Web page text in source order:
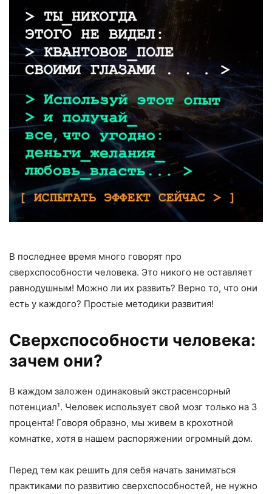
В последнее время много говорят про
сверхспособности человека. Это никого не оставляет
равнодушным! Можно ли их развить? Верно то, что они
есть у каждого? Простые методики развития!
Сверхспособности человека:
зачем они?
В каждом заложен одинаковый экстрасенсорный
потенциал¹. Человек использует свой мозг только на 3
процента! Говоря образно, мы живем в крохотной
комнатке, хотя в нашем распоряжении огромный дом.
Перед тем как решить для себя начать заниматься
практиками по развитию сверхспособностей, не нужно